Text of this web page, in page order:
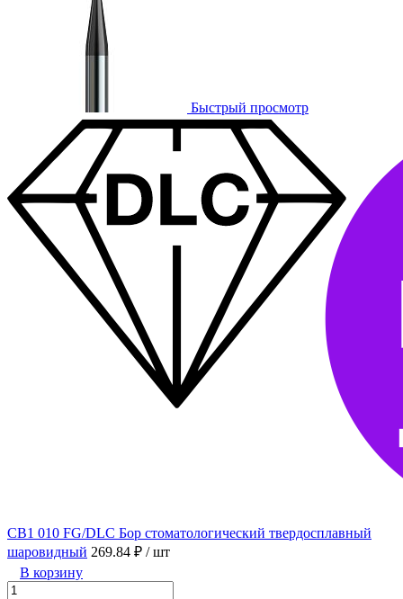
Быстрый просмотр
CB1 010 FG/DLC Бор стоматологический твердосплавный
шаровидный 269.84 ₽ / шт
В корзину